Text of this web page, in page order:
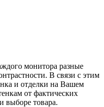
монитора разные
В связи с этим
и отделки на Вашем
от фактических
выборе товара.